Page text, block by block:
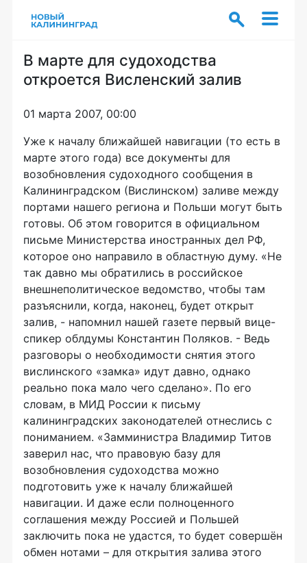
В марте для судоходства
откроется Висленский залив
01 марта 2007, 00:00
Уже к началу ближайшей навигации (то есть в
марте этого года) все документы для
возобновления судоходного сообщения в
Калининградском (Вислинском) заливе между
портами нашего региона и Польши могут быть
готовы. Об этом говорится в официальном
письме Министерства иностранных дел РФ,
которое оно направило в областную думу. «Не
так давно мы обратились в российское
внешнеполитическое ведомство, чтобы там
разъяснили, когда, наконец, будет открыт
залив, - напомнил нашей газете первый вице-
спикер облдумы Константин Поляков. - Ведь
разговоры о необходимости снятия этого
вислинского «замка» идут давно, однако
реально пока мало чего сделано». По его
словам, в МИД России к письму
калининградских законодателей отнеслись с
пониманием. «Замминистра Владимир Титов
заверил нас, что правовую базу для
возобновления судоходства можно
подготовить уже к началу ближайшей
навигации. И даже если полноценного
соглашения между Россией и Польшей
заключить пока не удастся, то будет совершён
обмен нотами – для открытия залива этого